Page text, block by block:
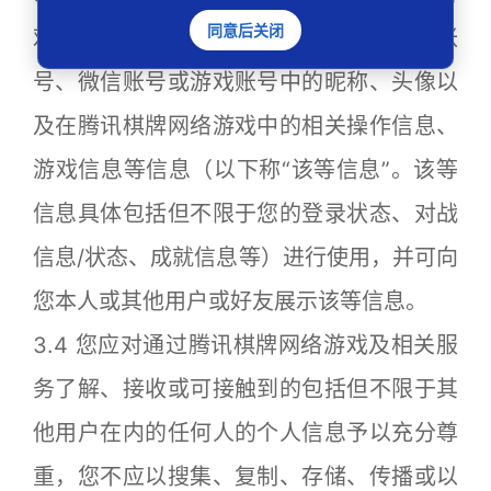
戏服务，改善游戏体验，腾讯可对您QQ帐
号、微信账号或游戏账号中的昵称、头像以
及在腾讯棋牌网络游戏中的相关操作信息、
游戏信息等信息（以下称“该等信息”。该等
信息具体包括但不限于您的登录状态、对战
信息/状态、成就信息等）进行使用，并可向
您本人或其他用户或好友展示该等信息。
3.4 您应对通过腾讯棋牌网络游戏及相关服
务了解、接收或可接触到的包括但不限于其
他用户在内的任何人的个人信息予以充分尊
重，您不应以搜集、复制、存储、传播或以
同意后关闭